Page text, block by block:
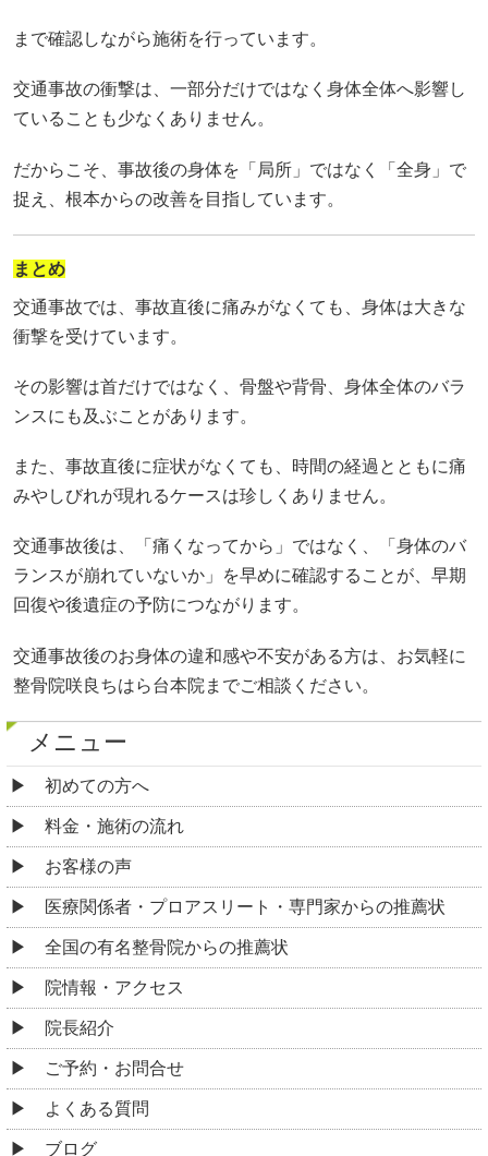
まで確認しながら施術を行っています。
交通事故の衝撃は、一部分だけではなく身体全体へ影響し
ていることも少なくありません。
だからこそ、事故後の身体を「局所」ではなく「全身」で
捉え、根本からの改善を目指しています。
まとめ
交通事故では、事故直後に痛みがなくても、身体は大きな
衝撃を受けています。
その影響は首だけではなく、骨盤や背骨、身体全体のバラ
ンスにも及ぶことがあります。
また、事故直後に症状がなくても、時間の経過とともに痛
みやしびれが現れるケースは珍しくありません。
交通事故後は、「痛くなってから」ではなく、「身体のバ
ランスが崩れていないか」を早めに確認することが、早期
回復や後遺症の予防につながります。
交通事故後のお身体の違和感や不安がある方は、お気軽に
整骨院咲良ちはら台本院までご相談ください。
メニュー
初めての方へ
料金・施術の流れ
お客様の声
医療関係者・プロアスリート・専門家からの推薦状
全国の有名整骨院からの推薦状
院情報・アクセス
院長紹介
ご予約・お問合せ
よくある質問
ブログ